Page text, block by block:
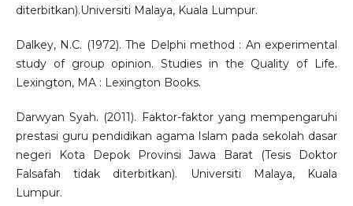
diterbitkan).Universiti Malaya, Kuala Lumpur.
Dalkey, N.C. (1972). The Delphi method : An experimental
study of group opinion. Studies in the Quality of Life.
Lexington, MA : Lexington Books.
Darwyan Syah. (2011). Faktor-faktor yang mempengaruhi
prestasi guru pendidikan agama Islam pada sekolah dasar
negeri Kota Depok Provinsi Jawa Barat (Tesis Doktor
Falsafah tidak diterbitkan). Universiti Malaya, Kuala
Lumpur.